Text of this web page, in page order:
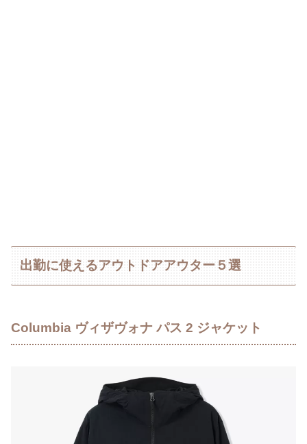
出勤に使えるアウトドアアウター５選
Columbia ヴィザヴォナ パス 2 ジャケット